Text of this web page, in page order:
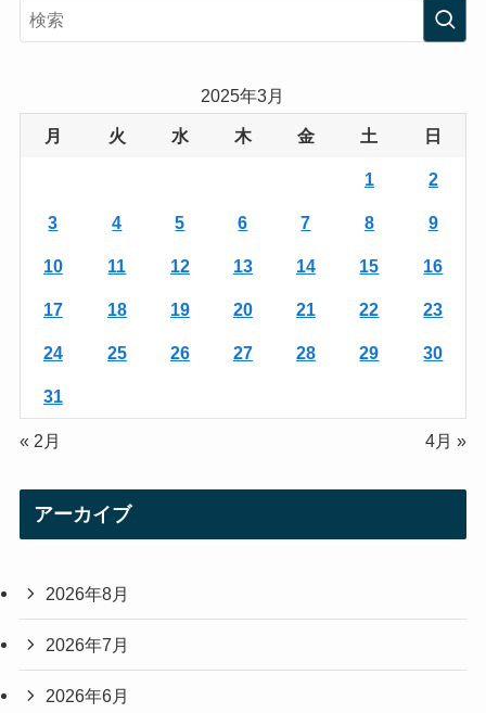
e
2025年3月
月 火 水 木 金 土 日
1 2
3 4 5 6 7 8 9
10 11 12 13 14 15 16
17 18 19 20 21 22 23
24 25 26 27 28 29 30
31
« 2月 4月 »
アーカイブ
2026年8月
2026年7月
2026年6月